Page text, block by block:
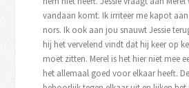
vandaan komt. Ik irriteer me kapot
nors. Ik ook aan jou snauwt Jessie
hij het vervelend vindt dat hij keer op
moet zitten. Merel is het hier niet mee
het allemaal goed voor elkaar heeft.